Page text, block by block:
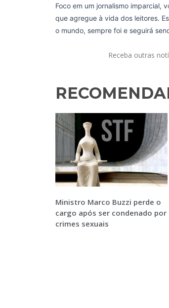
Foco em um jornalismo imparcial,
que agregue à vida dos leitores.
o mundo, sempre foi e seguirá
Receba outras
Ministro Marco Buzzi perde o
cargo após ser condenado por
crimes sexuais